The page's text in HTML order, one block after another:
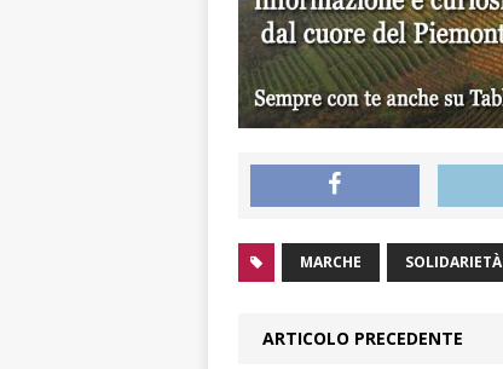
MARCHE SOLIDARIETÀ
ARTICOLO PRECEDENTE